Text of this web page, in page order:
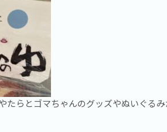
たらとゴマちゃんのグッズやぬいぐる